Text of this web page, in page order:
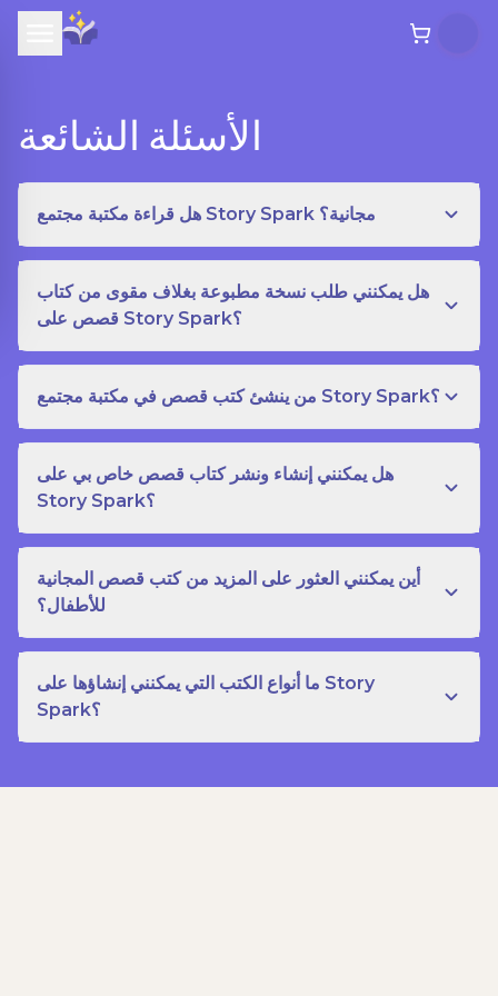
الأسئلة الشائعة
هل قراءة مكتبة مجتمع Story Spark مجانية؟
هل يمكنني طلب نسخة مطبوعة بغلاف مقوى من كتاب
قصص على Story Spark؟
من ينشئ كتب قصص في مكتبة مجتمع Story Spark؟
هل يمكنني إنشاء ونشر كتاب قصص خاص بي على
Story Spark؟
أين يمكنني العثور على المزيد من كتب قصص المجانية
للأطفال؟
ما أنواع الكتب التي يمكنني إنشاؤها على Story
Spark؟